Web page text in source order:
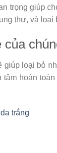
trọng giúp
thư, và loại
của
giúp loại bỏ
hoàn
trắng